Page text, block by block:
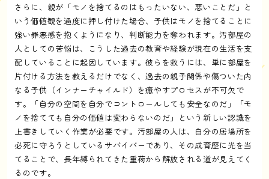
さらに、親が「モノを捨てるのはもったいない、悪いことだ」と
いう価値観を過度に押し付けた場合、子供はモノを捨てることに
強い罪悪感を抱くようになり、判断能力を奪われます。汚部屋の
人としての苦悩は、こうした過去の教育や経験が現在の生活を支
配していることに起因しています。彼らを救うには、単に部屋を
片付ける方法を教えるだけでなく、過去の親子関係や傷ついた内
なる子供（インナーチャイルド）を癒やすプロセスが不可欠で
す。「自分の空間を自分でコントロールしても安全なのだ」「モ
ノを捨てても自分の価値は変わらないのだ」という新しい認識を
上書きしていく作業が必要です。汚部屋の人は、自分の居場所を
必死に守ろうとしているサバイバーであり、その成育歴に光を当
てることで、長年縛られてきた重荷から解放される道が見えてく
るのです。